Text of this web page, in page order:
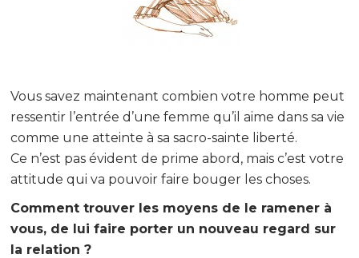
Vous savez maintenant combien votre homme peut
ressentir l’entrée d’une femme qu’il aime dans sa vie
comme une atteinte à sa sacro-sainte liberté.
Ce n’est pas évident de prime abord, mais c’est votre
attitude qui va pouvoir faire bouger les choses.
Comment trouver les moyens de le ramener à
vous, de lui faire porter un nouveau regard sur
la relation ?